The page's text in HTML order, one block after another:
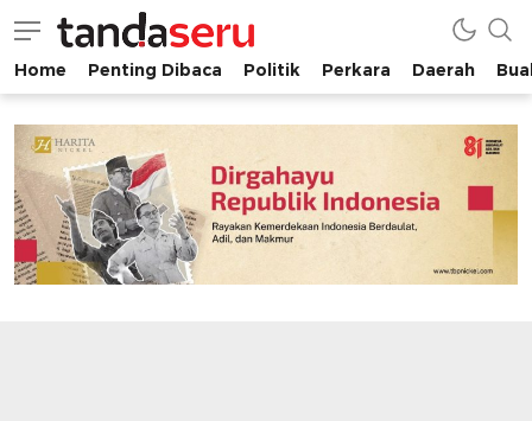
tandaseru.com | Penting Dibaca
tandaseru.com
Home Penting Dibaca Politik Perkara Daerah